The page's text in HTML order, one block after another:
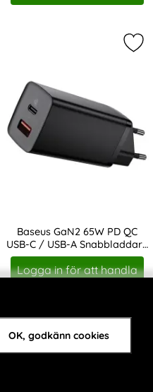
OK, godkänn cookies
baseus Super Si 20W PD
Baseus GaN2 65W PD QC
USB-C / USB-A Snabbladdare
- Svart
Art. nr 19392
Logga in för att handla
choetech 40W 3A 2x